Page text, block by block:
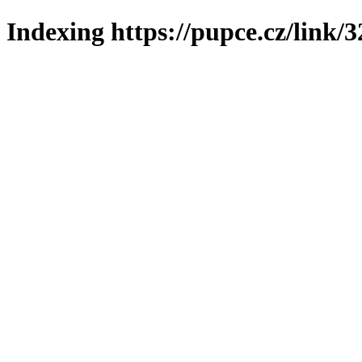
Indexing https://pupce.cz/link/